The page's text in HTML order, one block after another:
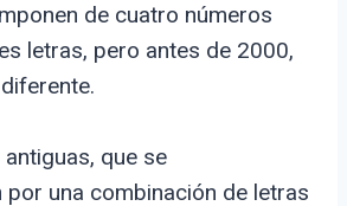
de cuatro números
letras, pero antes de 2000,
que se
por una combinación de letras